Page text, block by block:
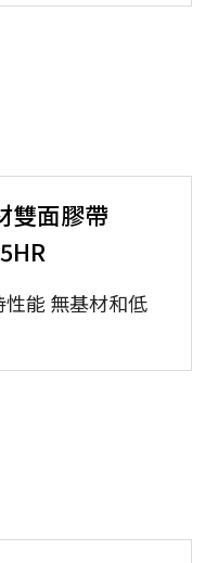
雙面膠帶
能 無基材和低